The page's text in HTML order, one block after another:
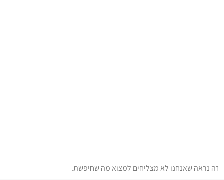
זה נראה שאנחנו לא מצליחים למצוא מה שחיפשת.